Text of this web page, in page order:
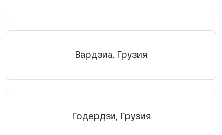
Вардзиа, Грузия
Годердзи, Грузия